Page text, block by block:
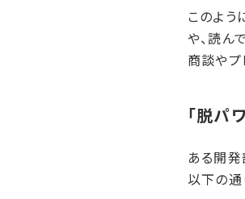
このよう
や、読ん
商談やプ
「脱パ
ある開発
以下の通